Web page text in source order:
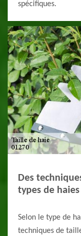
spécifiques.
Des
types de haies
Selon le type de
techniques de